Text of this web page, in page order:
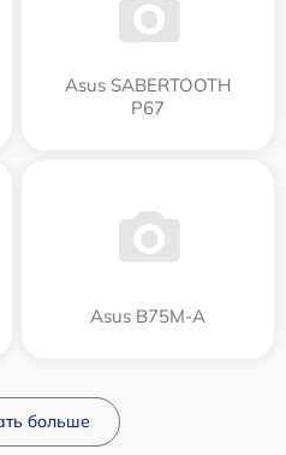
Asus SABERTOOTH
P67
Asus B75M-A
больше